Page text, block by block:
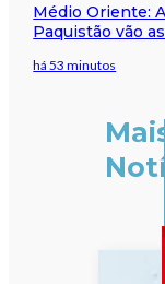
Médio Oriente:
Paquistão vão
há 53 minutos
Mais